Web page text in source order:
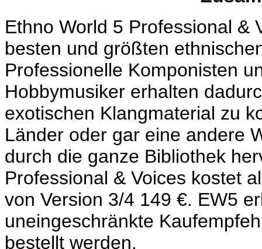
Ethno World 5 Professional &
besten und größten
Professionelle Komponisten
Hobbymusiker erhalten
exotischen Klangmaterial zu
Länder oder gar eine andere
durch die ganze Bibliothek
Professional & Voices kostet
von Version 3/4 149 €. EW5
uneingeschränkte
bestellt werden.